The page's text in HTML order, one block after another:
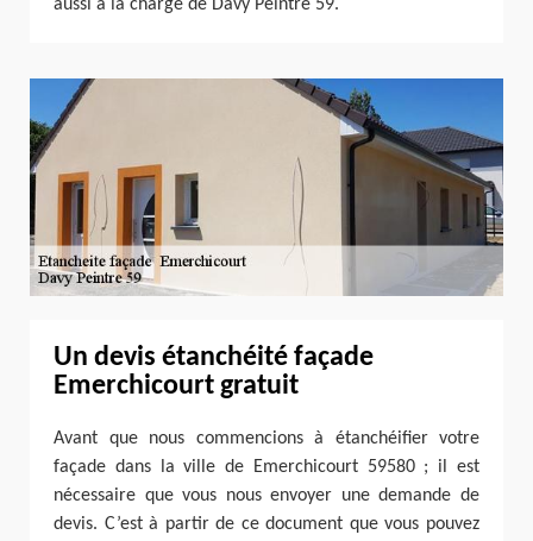
aussi à la charge de Davy Peintre 59.
Un devis étanchéité façade
Emerchicourt gratuit
Avant que nous commencions à étanchéifier votre
façade dans la ville de Emerchicourt 59580 ; il est
nécessaire que vous nous envoyer une demande de
devis. C’est à partir de ce document que vous pouvez